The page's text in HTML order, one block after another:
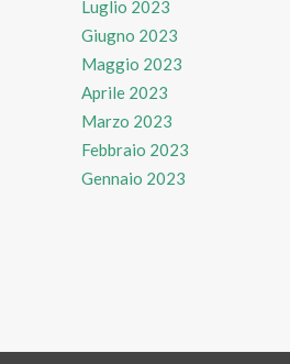
Luglio 2023
Giugno 2023
Maggio 2023
Aprile 2023
Marzo 2023
Febbraio 2023
Gennaio 2023